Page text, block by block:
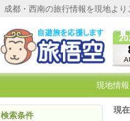
成都・西南の旅行情報を現地より
現地情報
検索条件
現